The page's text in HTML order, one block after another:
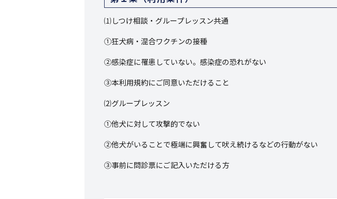
⑴しつけ相談・グループレッスン共通
①狂犬病・混合ワクチンの接種
②感染症に罹患していない。感染症の恐れがない
③本利用規約にご同意いただけること
⑵グループレッスン
①他犬に対して攻撃的でない
②他犬がいることで極端に興奮して吠え続けるなどの行動がない
③事前に問診票にご記入いただける方